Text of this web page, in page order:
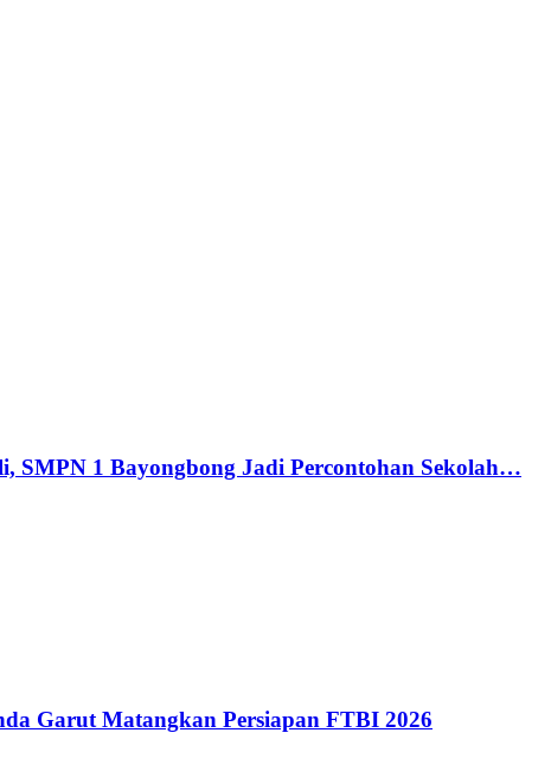
SMPN 1 Bayongbong Jadi Percontohan Sekolah…
Garut Matangkan Persiapan FTBI 2026